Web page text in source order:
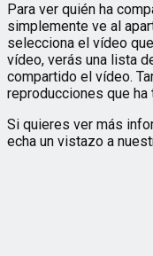
Para ver quién ha
simplemente ve al
selecciona el vídeo
vídeo, verás una lista
compartido el vídeo.
reproducciones que ha
Si quieres ver más
echa un vistazo a